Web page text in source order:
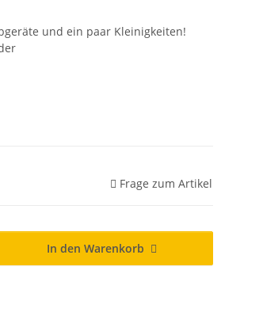
und ein paar Kleinigkeiten!
Frage zum Artikel
In den Warenkorb